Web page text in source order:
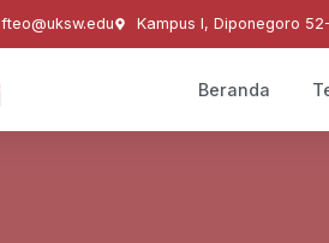
fteo@uksw.edu Kampus I, Diponegoro
Beranda